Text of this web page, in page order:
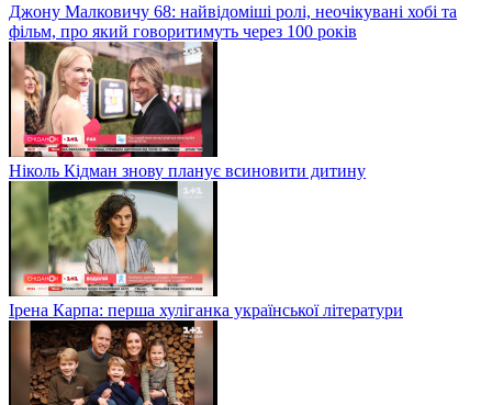
Джону Малковичу 68: найвідоміші ролі, неочікувані хобі та
фільм, про який говоритимуть через 100 років
Ніколь Кідман знову планує всиновити дитину
Ірена Карпа: перша хуліганка української літератури